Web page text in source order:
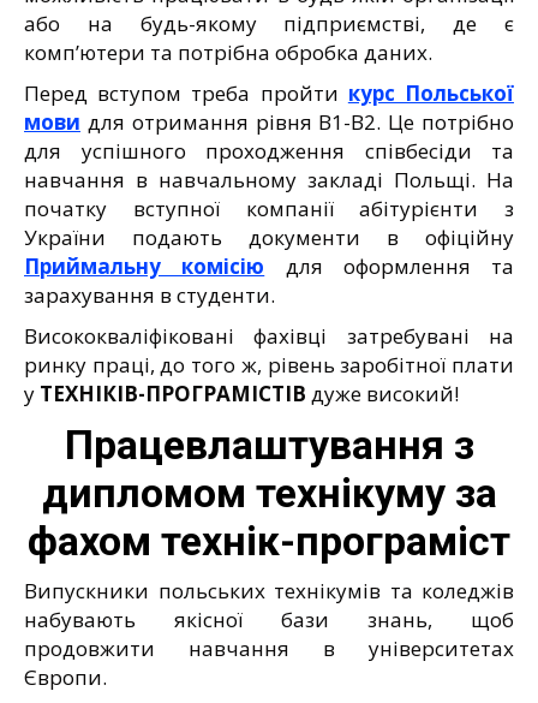
або на будь-якому підприємстві, де є
комп’ютери та потрібна обробка даних.
Перед вступом треба пройти курс Польської
мови для отримання рівня В1-В2. Це потрібно
для успішного проходження співбесіди та
навчання в навчальному закладі Польщі. На
початку вступної компанії абітурієнти з
України подають документи в офіційну
Приймальну комісію для оформлення та
зарахування в студенти.
Висококваліфіковані фахівці затребувані на
ринку праці, до того ж, рівень заробітної плати
у ТЕХНІКІВ-ПРОГРАМІСТІВ дуже високий!
Працевлаштування з
дипломом технікуму за
фахом технік-програміст
Випускники польських технікумів та коледжів
набувають якісної бази знань, щоб
продовжити навчання в університетах
Європи.